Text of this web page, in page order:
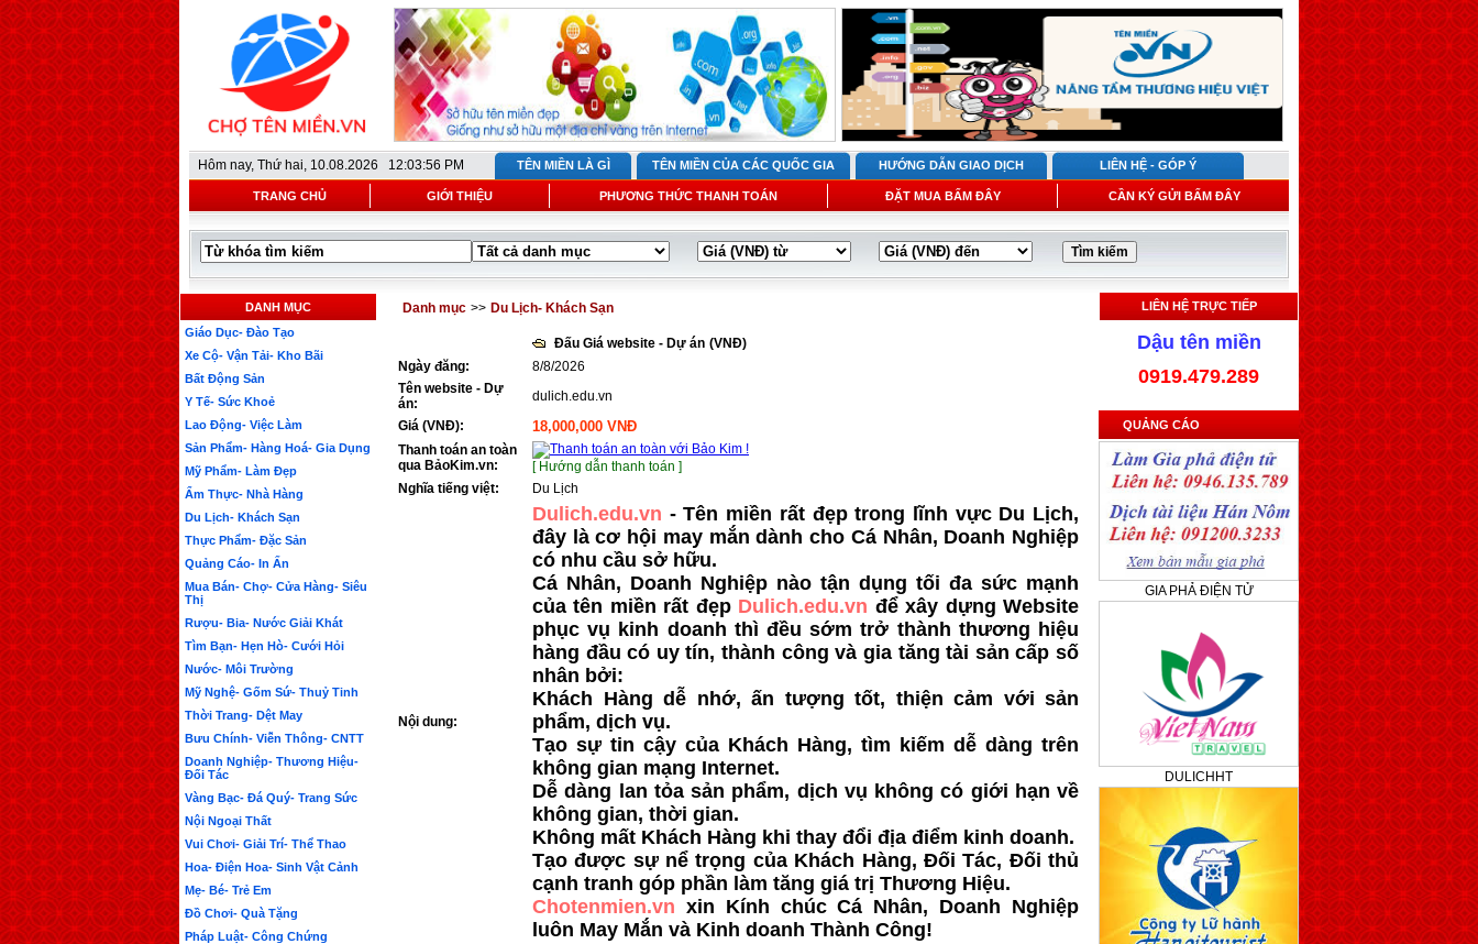
Hôm nay, Thứ hai, 10.08.2026 12:03:56 PM TÊN MIỀN LÀ GÌ TÊN MIỀN CỦA CÁC QUỐC GIA HƯỚNG DẪN GIAO DỊCH LIÊN HỆ - GÓP Ý
TRANG CHỦ GIỚI THIỆU PHƯƠNG THỨC THANH TOÁN ĐẶT MUA BẤM ĐÂY CẦN KÝ GỬI BẤM ĐÂY
DANH MỤC
Giáo Dục- Đào Tạo
Xe Cộ- Vận Tải- Kho Bãi
Bất Động Sản
Y Tế- Sức Khoẻ
Lao Động- Việc Làm
Sản Phẩm- Hàng Hoá- Gia Dụng
Mỹ Phẩm- Làm Đẹp
Ẩm Thực- Nhà Hàng
Du Lịch- Khách Sạn
Thực Phẩm- Đặc Sản
Quảng Cáo- In Ấn
Mua Bán- Chợ- Cửa Hàng- Siêu
Thị
Rượu- Bia- Nước Giải Khát
Tìm Bạn- Hẹn Hò- Cưới Hỏi
Nước- Môi Trường
Mỹ Nghệ- Gốm Sứ- Thuỷ Tinh
Thời Trang- Dệt May
Bưu Chính- Viễn Thông- CNTT
Doanh Nghiệp- Thương Hiệu-
Đối Tác
Vàng Bạc- Đá Quý- Trang Sức
Nội Ngoại Thất
Vui Chơi- Giải Trí- Thể Thao
Hoa- Điện Hoa- Sinh Vật Cảnh
Mẹ- Bé- Trẻ Em
Đồ Chơi- Quà Tặng
Pháp Luật- Công Chứng
Danh mục >> Du Lịch- Khách Sạn
Đấu Giá website - Dự án (VNĐ)
Ngày đăng:
8/8/2026
Tên website - Dự
án:
dulich.edu.vn
Giá (VNĐ):
18,000,000 VNĐ
Thanh toán an toàn
qua BảoKim.vn:
[ Hướng dẫn thanh toán ]
Nghĩa tiếng việt:
Du Lịch
Nội dung:
Dulich.edu.vn - Tên miền rất đẹp trong lĩnh vực Du Lịch,
đây là cơ hội may mắn dành cho Cá Nhân, Doanh Nghiệp
có nhu cầu sở hữu.
Cá Nhân, Doanh Nghiệp nào tận dụng tối đa sức mạnh
của tên miền rất đẹp Dulich.edu.vn để xây dựng Website
phục vụ kinh doanh thì đều sớm trở thành thương hiệu
hàng đầu có uy tín, thành công và gia tăng tài sản cấp số
nhân bởi:
Khách Hàng dễ nhớ, ấn tượng tốt, thiện cảm với sản
phẩm, dịch vụ.
Tạo sự tin cậy của Khách Hàng, tìm kiếm dễ dàng trên
không gian mạng Internet.
Dễ dàng lan tỏa sản phẩm, dịch vụ không có giới hạn về
không gian, thời gian.
Không mất Khách Hàng khi thay đổi địa điểm kinh doanh.
Tạo được sự nể trọng của Khách Hàng, Đối Tác, Đối thủ
cạnh tranh góp phần làm tăng giá trị Thương Hiệu.
Chotenmien.vn xin Kính chúc Cá Nhân, Doanh Nghiệp
luôn May Mắn và Kinh doanh Thành Công!
LIÊN HỆ TRỰC TIẾP
Dậu tên miền
0919.479.289
QUẢNG CÁO
GIA PHẢ ĐIỆN TỬ
DULICHHT